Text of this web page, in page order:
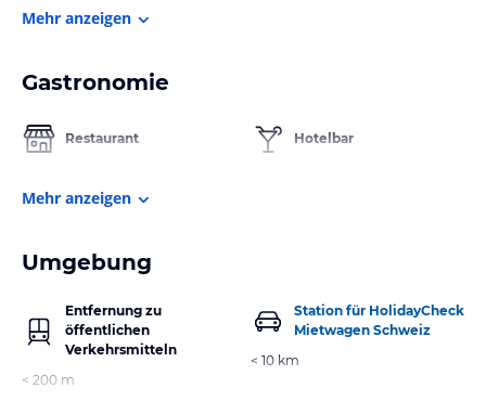
Mehr anzeigen
Gastronomie
Restaurant Hotelbar
Mehr anzeigen
Umgebung
Entfernung zu
öffentlichen
Verkehrsmitteln
< 200 m
Station für HolidayCheck
Mietwagen Schweiz
< 10 km